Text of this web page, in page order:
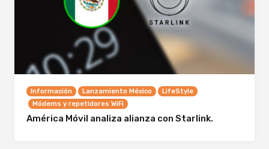
Información Lanzamiento México
LifeStyle
Módems y repetidores WiFi
América Móvil analiza alianza con Starlink.